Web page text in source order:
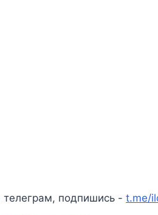
подпишись - t.me/